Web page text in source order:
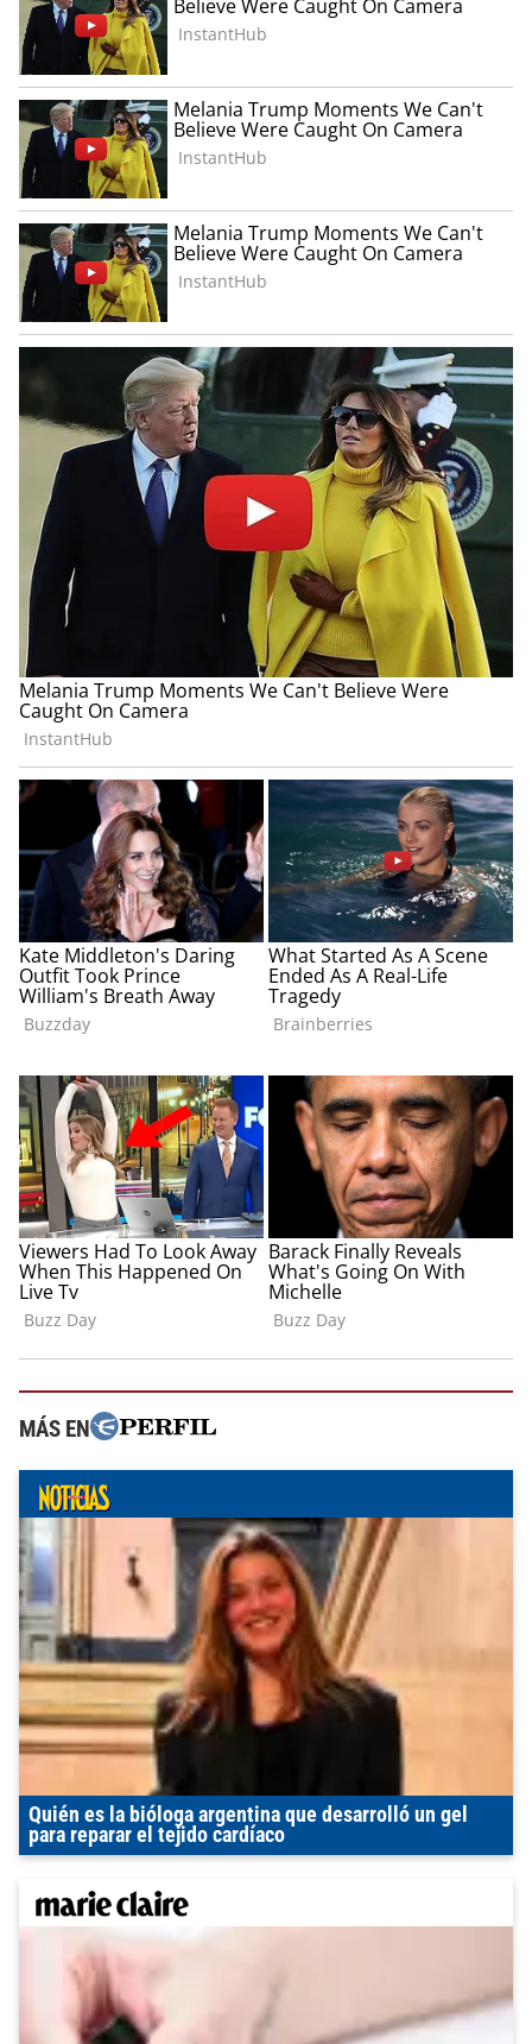
MÁS EN
Quién es la bióloga argentina que desarrolló un gel
para reparar el tejido cardíaco